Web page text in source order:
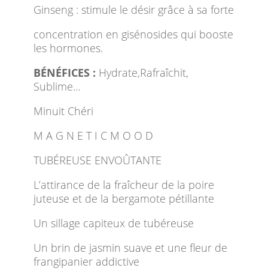
Ginseng : stimule le désir grâce à sa forte
concentration en gisénosides qui booste
les hormones.
BÉNÉFICES : Hydrate,Rafraîchit,
Sublime…
Minuit Chéri
M A G N E T I C M O O D
TUBÉREUSE ENVOÛTANTE
L’attirance de la fraîcheur de la poire
juteuse et de la bergamote pétillante
Un sillage capiteux de tubéreuse
Un brin de jasmin suave et une fleur de
frangipanier addictive